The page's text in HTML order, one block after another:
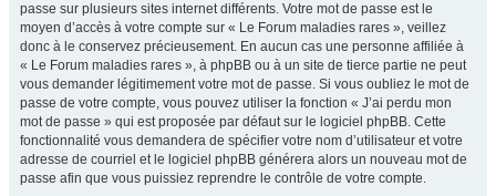
passe sur plusieurs sites internet différents. Votre mot de passe est le
moyen d’accès à votre compte sur « Le Forum maladies rares », veillez
donc à le conservez précieusement. En aucun cas une personne affiliée à
« Le Forum maladies rares », à phpBB ou à un site de tierce partie ne peut
vous demander légitimement votre mot de passe. Si vous oubliez le mot de
passe de votre compte, vous pouvez utiliser la fonction « J’ai perdu mon
mot de passe » qui est proposée par défaut sur le logiciel phpBB. Cette
fonctionnalité vous demandera de spécifier votre nom d’utilisateur et votre
adresse de courriel et le logiciel phpBB générera alors un nouveau mot de
passe afin que vous puissiez reprendre le contrôle de votre compte.